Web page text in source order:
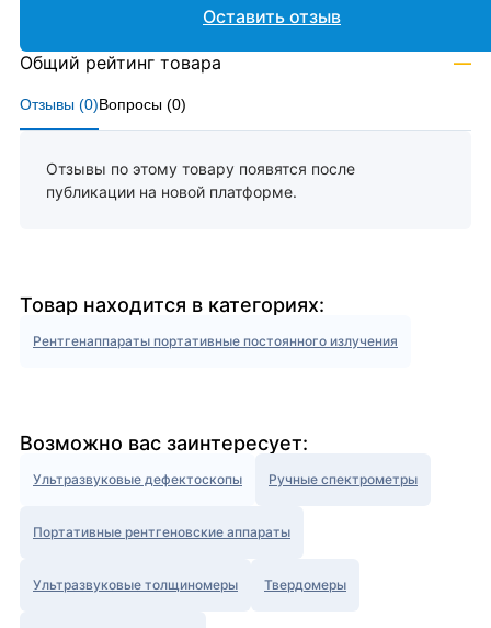
Отзывы (0)Вопросы (0)
Отзывы по этому товару появятся после
публикации на новой платформе.
Оставить отзыв
Общий рейтинг товара —
Товар находится в категориях:
Рентгенаппараты портативные постоянного излучения
Возможно вас заинтересует:
Ультразвуковые дефектоскопы Ручные спектрометры
Портативные рентгеновские аппараты
Ультразвуковые толщиномеры Твердомеры